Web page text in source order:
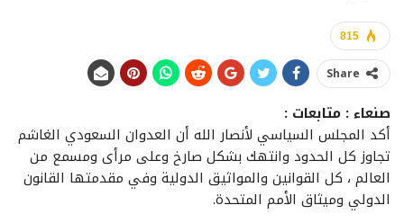
815
Share
صنعاء : متابعات :
أكد المجلس السياسي لأنصار الله أن العدوان السعودي الغاشم
تجاوز كل الحدود وانتهك بشكل صارخ وعلى مرأى ومسمع من
العالم ، كل القوانين والمواثيق الدولية وفي مقدمتها القانون
الدولي وميثاق الأمم المتحدة.